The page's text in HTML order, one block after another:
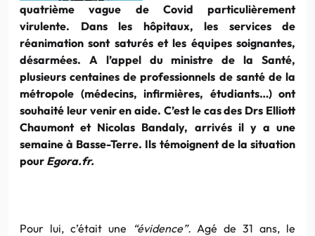
quatrième vague de Covid particulièrement
virulente. Dans les hôpitaux, les services de
réanimation sont saturés et les équipes soignantes,
désarmées. A l’appel du ministre de la Santé,
plusieurs centaines de professionnels de santé de la
métropole (médecins, infirmières, étudiants…) ont
souhaité leur venir en aide. C’est le cas des Drs Elliott
Chaumont et Nicolas Bandaly, arrivés il y a une
semaine à Basse-Terre. Ils témoignent de la situation
pour Egora.fr.
Pour lui, c’était une “évidence”. Agé de 31 ans, le